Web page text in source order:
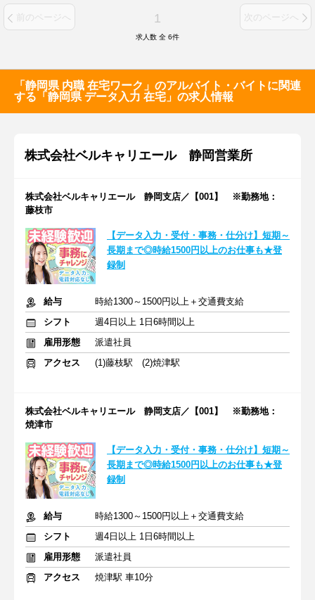
前のページへ 1 次のページへ
求人数 全 6件
「静岡県 内職 在宅ワーク」のアルバイト・バイトに関連
する「静岡県 データ入力 在宅」の求人情報
株式会社ベルキャリエール 静岡営業所
株式会社ベルキャリエール 静岡支店／【001】 ※勤務地：
藤枝市
【データ入力・受付・事務・仕分け】短期～
長期まで◎時給1500円以上のお仕事も★登
録制
給与
時給1300～1500円以上＋交通費支給
シフト
週4日以上 1日6時間以上
雇用形態
派遣社員
アクセス
(1)藤枝駅 (2)焼津駅
株式会社ベルキャリエール 静岡支店／【001】 ※勤務地：
焼津市
【データ入力・受付・事務・仕分け】短期～
長期まで◎時給1500円以上のお仕事も★登
録制
給与
時給1300～1500円以上＋交通費支給
シフト
週4日以上 1日6時間以上
雇用形態
派遣社員
アクセス
焼津駅 車10分